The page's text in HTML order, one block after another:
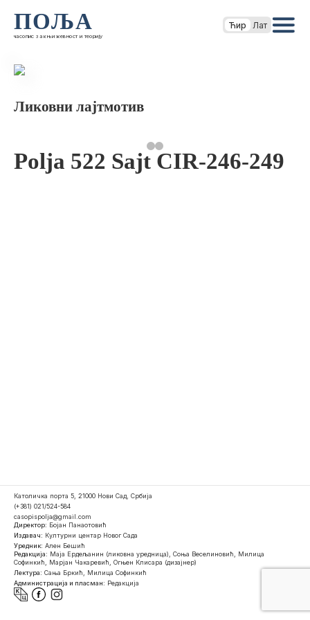
ПОЉА
часопис за књижевност и теорију
Ћир Лат
Ликовни лајтмотив
Polja 522 Sajt CIR-246-249
Католичка порта 5, 21000 Нови Сад, Србија
(+381) 021/524-584
casopispolja@gmail.com
Директор: Бојан Панаотовић
Издавач: Културни центар Новог Сада
Уредник: Ален Бешић
Редакција: Маја Ердељанин (ликовна уредница), Соња Веселиновић, Милица
Софинкић, Марјан Чакаревић, Огњен Клисара (дизајнер)
Лектура: Сања Бркић, Милица Софинкић
Администрација и пласман: Редакција